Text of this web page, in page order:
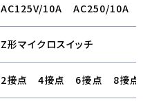
AC125V/10A AC250/10A
Z形マイクロスイッチ
2接点 4接点 6接点 8接